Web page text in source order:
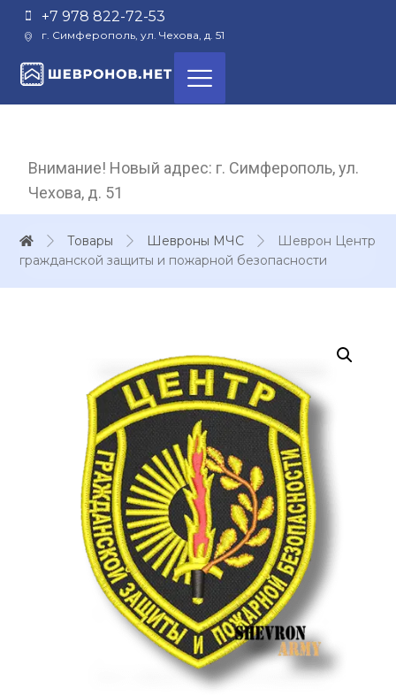
+7 978 822-72-53
г. Симферополь, ул. Чехова, д. 51
Внимание! Новый адрес: г. Симферополь, ул.
Чехова, д. 51
Товары Шевроны МЧС
Шеврон Центр
гражданской защиты и пожарной безопасности